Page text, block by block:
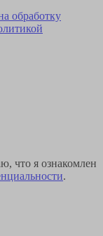
обработку
что я ознакомлен
.